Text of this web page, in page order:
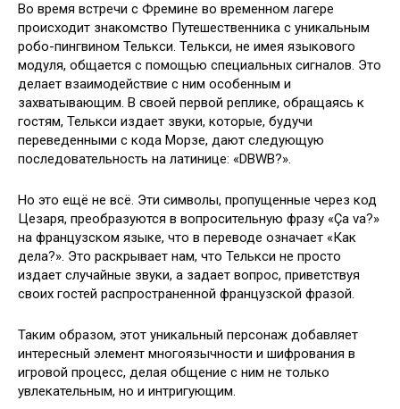
Во время встречи с Фремине во временном лагере
происходит знакомство Путешественника с уникальным
робо-пингвином Телькси. Телькси, не имея языкового
модуля, общается с помощью специальных сигналов. Это
делает взаимодействие с ним особенным и
захватывающим. В своей первой реплике, обращаясь к
гостям, Телькси издает звуки, которые, будучи
переведенными с кода Морзе, дают следующую
последовательность на латинице: «DBWB?».
Но это ещё не всё. Эти символы, пропущенные через код
Цезаря, преобразуются в вопросительную фразу «Ça va?»
на французском языке, что в переводе означает «Как
дела?». Это раскрывает нам, что Телькси не просто
издает случайные звуки, а задает вопрос, приветствуя
своих гостей распространенной французской фразой.
Таким образом, этот уникальный персонаж добавляет
интересный элемент многоязычности и шифрования в
игровой процесс, делая общение с ним не только
увлекательным, но и интригующим.